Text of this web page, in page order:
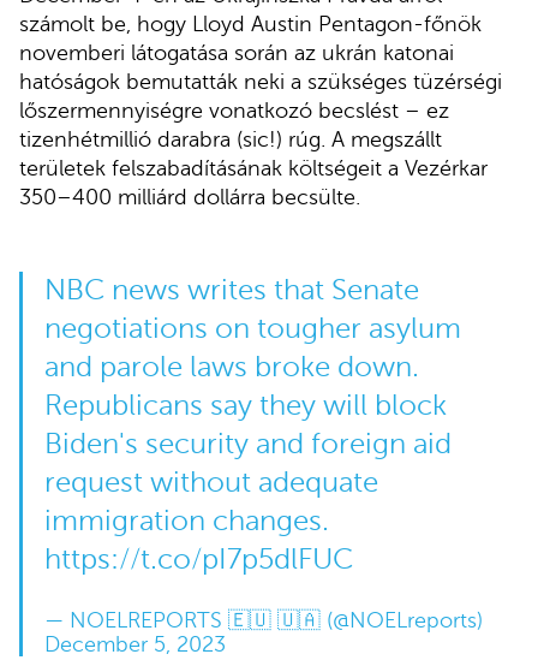
számolt be, hogy Lloyd Austin Pentagon-főnök
novemberi látogatása során az ukrán katonai
hatóságok bemutatták neki a szükséges tüzérségi
lőszermennyiségre vonatkozó becslést – ez
tizenhétmillió darabra (sic!) rúg. A megszállt
területek felszabadításának költségeit a Vezérkar
350–400 milliárd dollárra becsülte.
NBC news writes that Senate
negotiations on tougher asylum
and parole laws broke down.
Republicans say they will block
Biden's security and foreign aid
request without adequate
immigration changes.
https://t.co/pI7p5dlFUC
— NOELREPORTS 🇪🇺 🇺🇦 (@NOELreports)
December 5, 2023